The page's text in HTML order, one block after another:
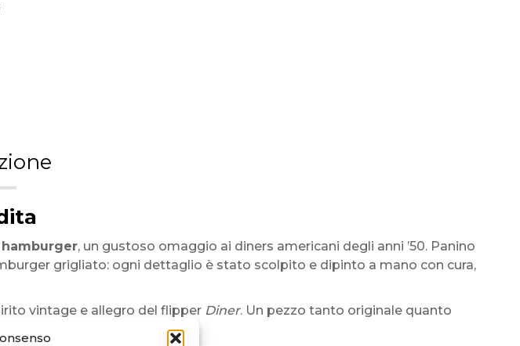
, un gustoso omaggio ai diners americani degli anni ’50. Panino
grigliato: ogni dettaglio è stato scolpito e dipinto a mano con cura,
vintage e allegro del flipper Diner. Un pezzo tanto originale quanto
e dei milkshake.